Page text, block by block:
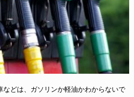
などは、ガソリンか軽油かわからないで